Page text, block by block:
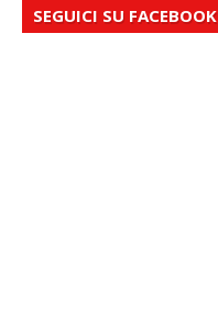
SEGUICI SU FACEBOOK